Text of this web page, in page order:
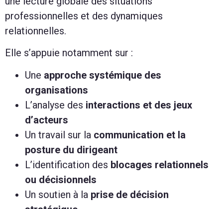
professionnelles et des dynamiques
relationnelles.
Elle s’appuie notamment sur :
Une approche systémique des
organisations
L’analyse des interactions et des jeux
d’acteurs
Un travail sur la communication et la
posture du dirigeant
L’identification des blocages relationnels
ou décisionnels
Un soutien à la prise de décision